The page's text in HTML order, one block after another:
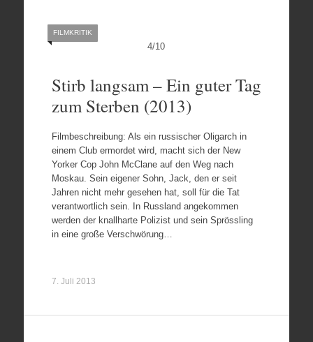
4/10
FILMKRITIK
Stirb langsam – Ein guter Tag
zum Sterben (2013)
Filmbeschreibung: Als ein russischer Oligarch in
einem Club ermordet wird, macht sich der New
Yorker Cop John McClane auf den Weg nach
Moskau. Sein eigener Sohn, Jack, den er seit
Jahren nicht mehr gesehen hat, soll für die Tat
verantwortlich sein. In Russland angekommen
werden der knallharte Polizist und sein Sprössling
in eine große Verschwörung…
7. Juli 2013